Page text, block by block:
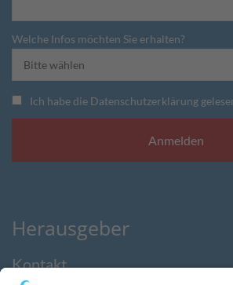
Welche Infos möchten Sie erhalten?
Ich habe die Datenschutzerklärung
Herausgeber
Kontakt